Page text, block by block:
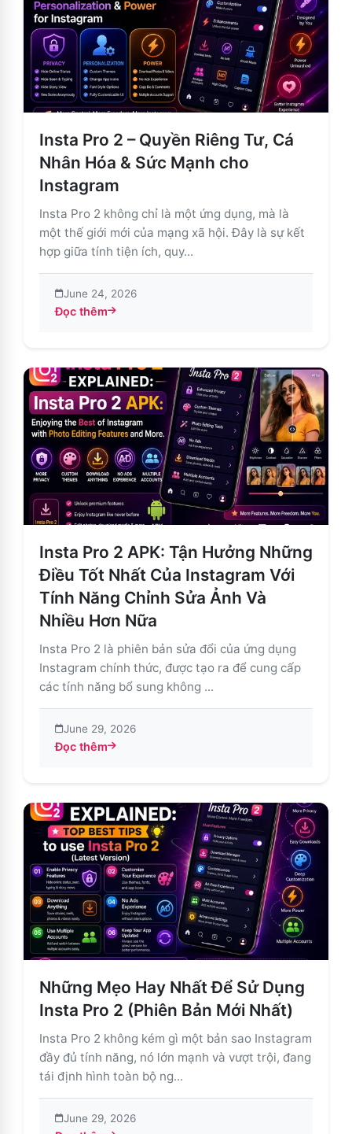
Insta Pro 2 – Quyền Riêng Tư, Cá
Nhân Hóa & Sức Mạnh cho
Instagram
Insta Pro 2 không chỉ là một ứng dụng, mà là
một thế giới mới của mạng xã hội. Đây là sự kết
hợp giữa tính tiện ích, quy...
June 24, 2026
Đọc thêm
about Insta Pro 2 – Quyền Riêng Tư, Cá Nhân Hóa &
Insta Pro 2 APK: Tận Hưởng Những
Điều Tốt Nhất Của Instagram Với
Tính Năng Chỉnh Sửa Ảnh Và
Nhiều Hơn Nữa
Insta Pro 2 là phiên bản sửa đổi của ứng dụng
Instagram chính thức, được tạo ra để cung cấp
các tính năng bổ sung không ...
June 29, 2026
Đọc thêm
about Insta Pro 2 APK: Tận Hưởng Những Điều Tốt
Những Mẹo Hay Nhất Để Sử Dụng
Insta Pro 2 (Phiên Bản Mới Nhất)
Insta Pro 2 không kém gì một bản sao Instagram
đầy đủ tính năng, nó lớn mạnh và vượt trội, đang
tái định hình toàn bộ ng...
June 29, 2026